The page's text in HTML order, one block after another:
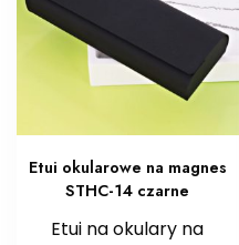
Etui okularowe na magnes
STHC-14 czarne
Etui na okulary na